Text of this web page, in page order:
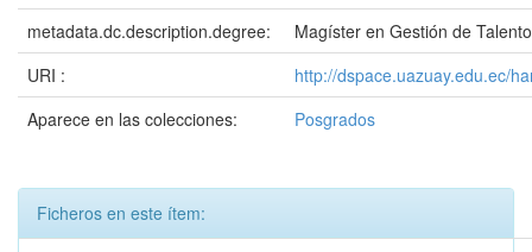
metadata.dc.description.degree:
Magíster en Gestión de
URI :
http://dspace.uazuay.edu.ec/
Aparece en las colecciones:
Posgrados
Ficheros en este ítem: